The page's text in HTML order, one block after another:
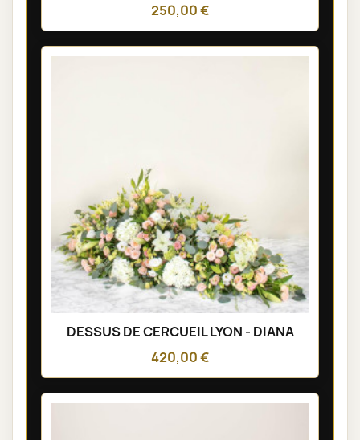
250,00 €
DESSUS DE CERCUEIL LYON - DIANA
420,00 €